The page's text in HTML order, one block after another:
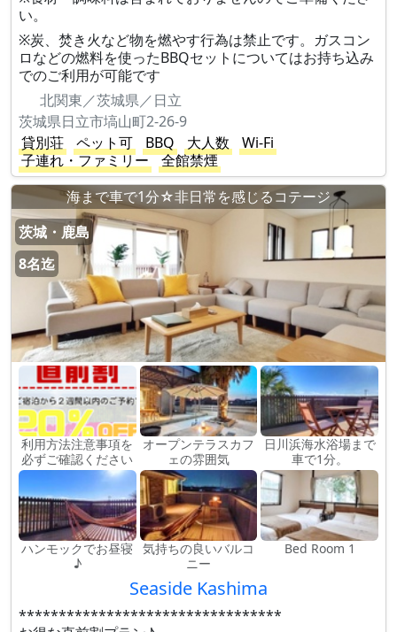
い。
※炭、焚き火など物を燃やす行為は禁止です。ガスコン
ロなどの燃料を使ったBBQセットについてはお持ち込み
でのご利用が可能です
北関東／茨城県／日立
茨城県日立市塙山町2-26-9
貸別荘
ペット可 BBQ 大人数
Wi-Fi
子連れ・ファミリー
全館禁煙
海まで車で1分☆非日常を感じるコテージ
茨城・鹿島
8名迄
利用方法注意事項を
必ずご確認ください
オープンテラスカフ
ェの雰囲気
日川浜海水浴場まで
車で1分。
ハンモックでお昼寝
♪
気持ちの良いバルコ
ニー
Bed Room 1
Seaside Kashima
*********************************